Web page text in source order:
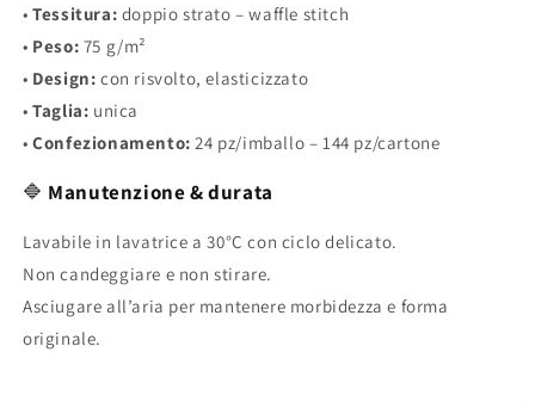
•Tessitura: doppio strato – waffle stitch
• Peso: 75 g/m²
• Design: con risvolto, elasticizzato
•Taglia: unica
•Confezionamento: 24 pz/imballo – 144 pz/cartone
🔷 Manutenzione & durata
Lavabile in lavatrice a 30°C con ciclo delicato.
Non candeggiare e non stirare.
Asciugare all’aria per mantenere morbidezza e forma
originale.